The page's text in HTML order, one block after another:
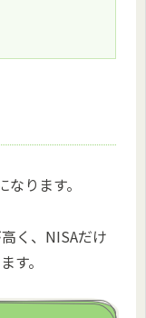
ります。
く、NISAだけ
す。